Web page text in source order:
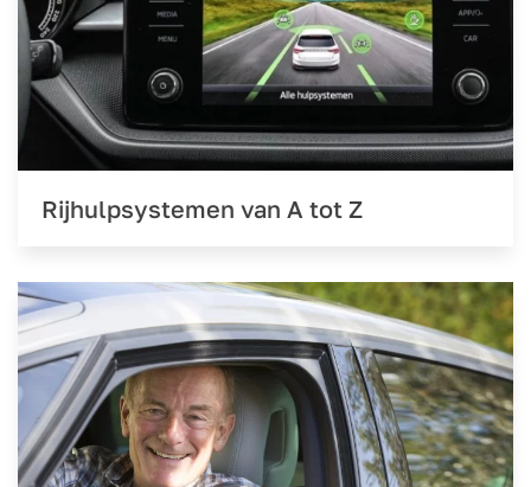
Rijhulpsystemen van A tot Z